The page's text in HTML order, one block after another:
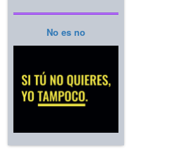
No es no